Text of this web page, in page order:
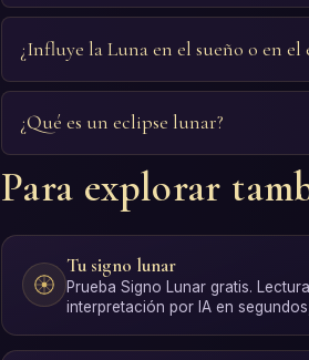
¿Influye la Luna en el sueño o en el
¿Qué es un eclipse lunar?
Para explorar
Tu signo lunar
Prueba Signo Lunar gratis.
interpretación por IA en